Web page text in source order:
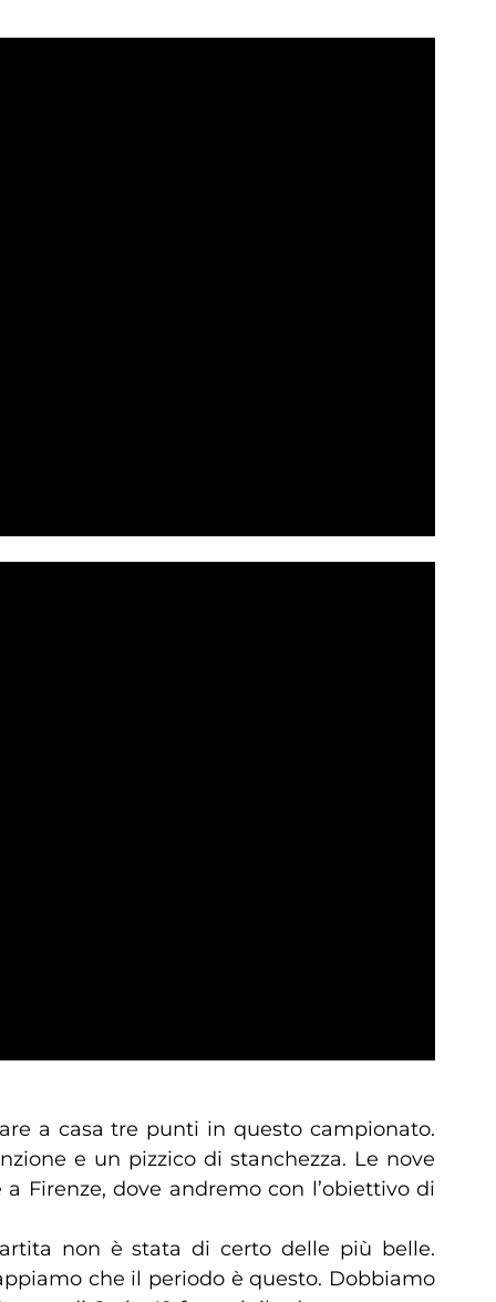
a casa tre punti in questo campionato.
e un pizzico di stanchezza. Le nove
Firenze, dove andremo con l’obiettivo di
non è stata di certo delle più belle.
che il periodo è questo. Dobbiamo